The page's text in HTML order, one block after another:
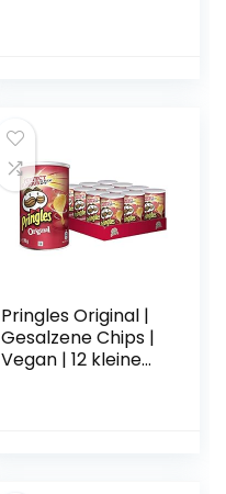
Pringles Original |
Gesalzene Chips |
Vegan | 12 kleine